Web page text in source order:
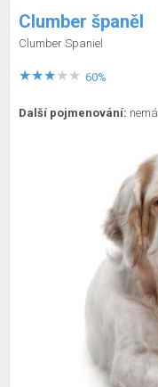
Clumber španěl
Clumber Spaniel
60%
Další pojmenování: nemá